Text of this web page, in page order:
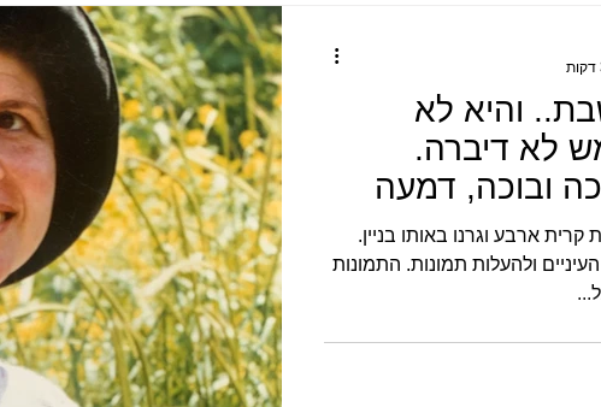
והיא לא
לא דיברה.
ובוכה, דמעה
ארבע וגרנו באותו בניין.
ולהעלות תמונות. התמונות